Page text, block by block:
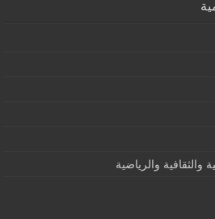
والثقافية والرياضية